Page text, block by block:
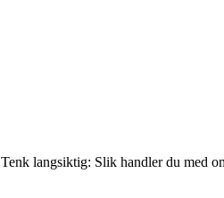
Tenk langsiktig: Slik handler du med